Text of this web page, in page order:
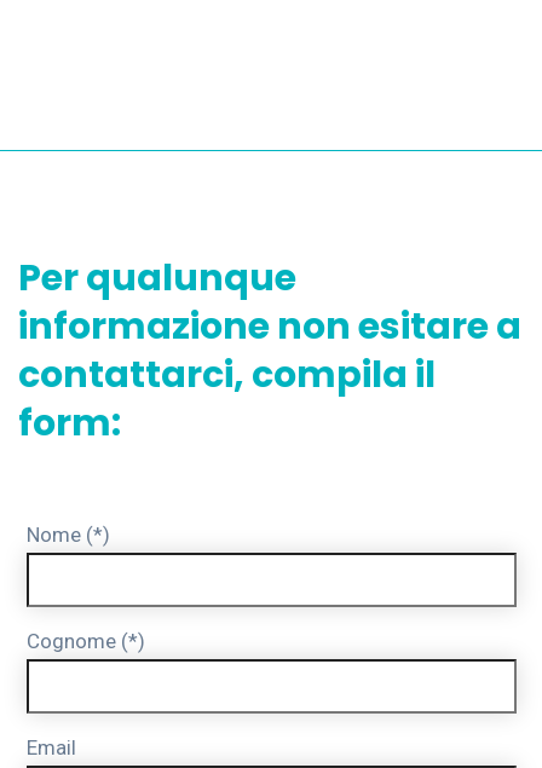
Per qualunque
informazione non esitare a
contattarci, compila il
form:
Nome (*)
Cognome (*)
Email